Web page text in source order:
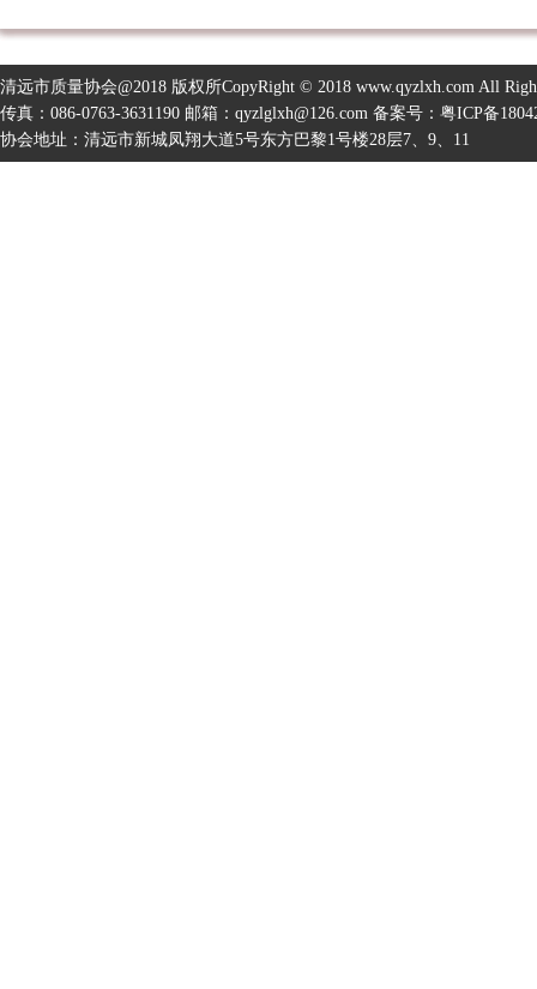
清远市质量协会@2018 版权所CopyRight © 2018 www.qyzlxh.com All
传真：086-0763-3631190 邮箱：qyzlglxh@126.com 备案号： 粤ICP备
协会地址：清远市新城凤翔大道5号东方巴黎1号楼28层7、9、11